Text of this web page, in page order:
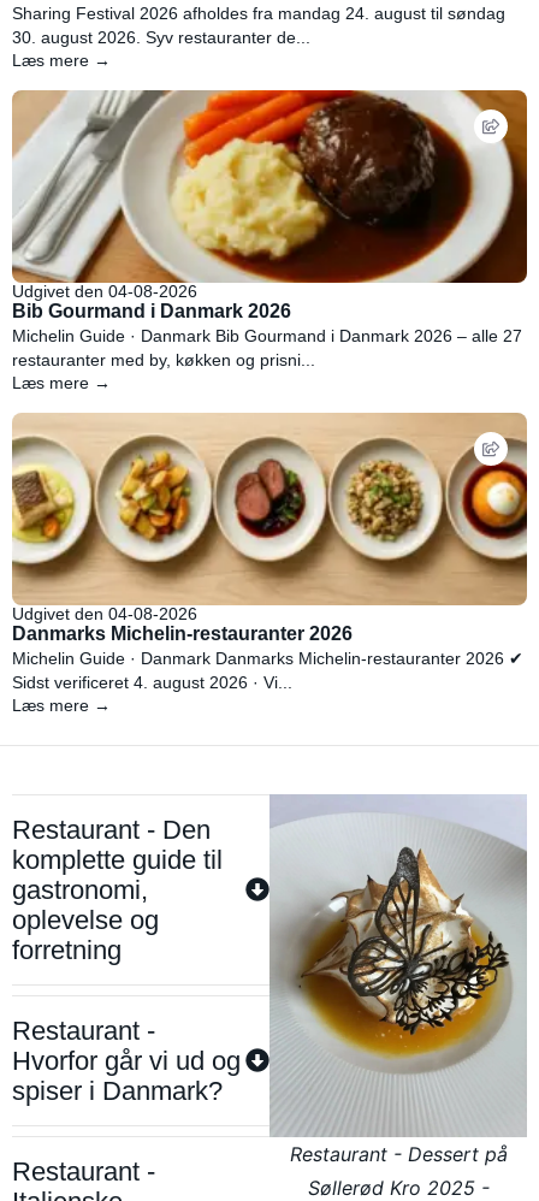
Sharing Festival 2026 afholdes fra mandag 24. august til søndag
30. august 2026. Syv restauranter de...
Læs mere →
Udgivet den 04-08-2026
Bib Gourmand i Danmark 2026
Michelin Guide · Danmark Bib Gourmand i Danmark 2026 – alle 27
restauranter med by, køkken og prisni...
Læs mere →
Udgivet den 04-08-2026
Danmarks Michelin-restauranter 2026
Michelin Guide · Danmark Danmarks Michelin-restauranter 2026 ✔
Sidst verificeret 4. august 2026 · Vi...
Læs mere →
Restaurant - Den
komplette guide til
gastronomi,
oplevelse og
forretning
Restaurant -
Hvorfor går vi ud og
spiser i Danmark?
Restaurant -
Restaurant - Dessert på
Søllerød Kro 2025 -